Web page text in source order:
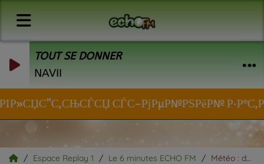
TOUT SE DONNER
NAVII
СЃС–РјРµР№РЅРёР№
Espace Replay 1 Le 6 minutes ECHO FM Météo : de la chaleur pour la 2e quinzaine de juin ? Les prévisions de Patrick Marlière et la tendance pour votre été !